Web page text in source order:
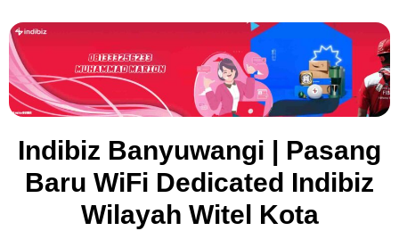
Indibiz Banyuwangi | Pasang
Baru WiFi Dedicated Indibiz
Wilayah Witel Kota